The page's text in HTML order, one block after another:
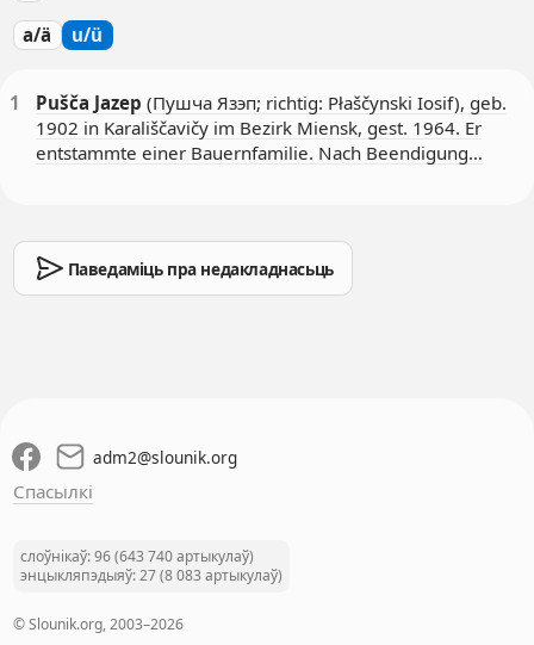
a/ä u/ü
1 Pušča Jazep (Пушча Язэп; richtig: Płaščynski Iosif), geb.
1902 in Karališčavičy im Bezirk Miensk, gest. 1964. Er
entstammte einer Bauernfamilie. Nach Beendigung…
Паведаміць пра недакладнасьць
adm2@slounik.org
Спасылкі
слоўнікаў: 96 (643 740 артыкулаў)
энцыкляпэдыяў: 27 (8 083 артыкулаў)
© Slounik.org, 2003–2026